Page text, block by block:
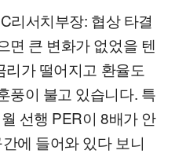
리서치부장: 협상 타결
면 큰 변화가 없었을 텐
리가 떨어지고 환율도
풍이 불고 있습니다. 특
선행 PER이 8배가 안
에 들어와 있다 보니